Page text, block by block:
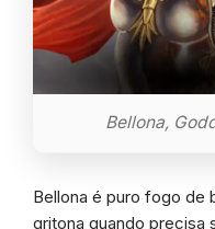
Bellona,
Bellona é puro fogo de
gritona quando precisa